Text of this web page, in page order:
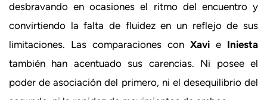
desbravando en ocasiones el ritmo del encuentro y
convirtiendo la falta de fluidez en un reflejo de sus
limitaciones. Las comparaciones con Xavi e Iniesta
también han acentuado sus carencias. Ni posee el
poder de asociación del primero, ni el desequilibrio del